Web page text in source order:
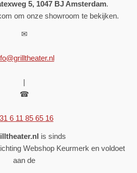
5, 1047 BJ Amsterdam.
om onze showroom te bekijken.
✉
|
☎
6 11 85 65 16
is sinds
Webshop Keurmerk en voldoet
aan de